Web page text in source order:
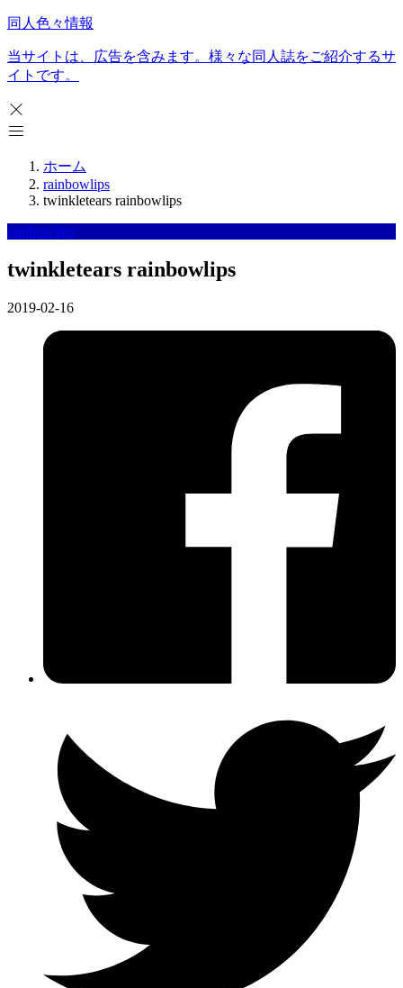
同人色々情報
当サイトは、広告を含みます。様々な同人誌をご紹介するサ
イトです。
ホーム
rainbowlips
twinkletears rainbowlips
rainbowlips
twinkletears rainbowlips
2019-02-16